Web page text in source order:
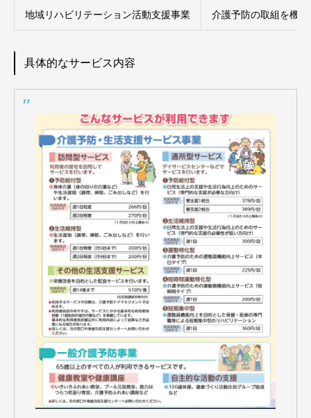
地域リハビリテーション活動支援事業 介護予防の取組を機
具体的なサービス内容